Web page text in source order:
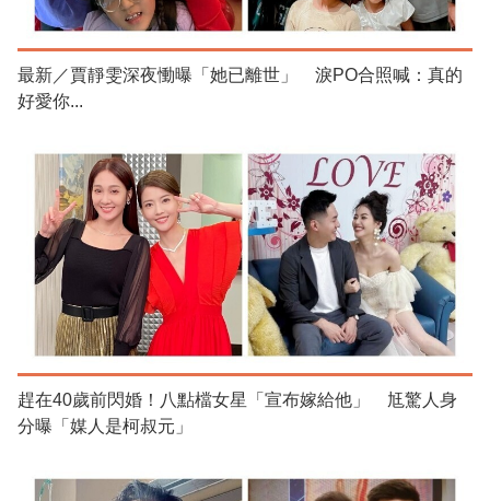
最新／賈靜雯深夜慟曝「她已離世」 淚PO合照喊：真的
好愛你...
趕在40歲前閃婚！八點檔女星「宣布嫁給他」 尪驚人身
分曝「媒人是柯叔元」